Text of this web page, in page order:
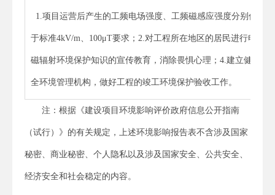
1.项目运营后产生的工频电场强度、工频磁感应强度分别低
于标准4kV/m、100μT要求；2.对工程所在地区的居民进行电
磁辐射环境保护知识的宣传教育，消除畏惧心理；4.建立健
全环境管理机构，做好工程的竣工环境保护验收工作。
注：根据《建设项目环境影响评价政府信息公开指南
（试行）》的有关规定，上述环境影响报告表不含涉及国家
秘密、商业秘密、个人隐私以及涉及国家安全、公共安全、
经济安全和社会稳定的内容。